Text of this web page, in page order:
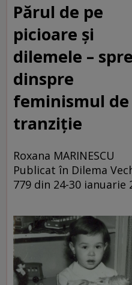
Părul de pe
picioare și
dilemele –
dinspre
feminismul de
tranziție
Roxana MARINESCU
Publicat în Dilema
779 din 24-30 ianuarie